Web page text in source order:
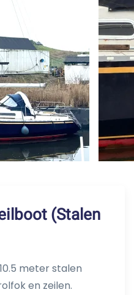
(Stalen
meter stalen
en zeilen.